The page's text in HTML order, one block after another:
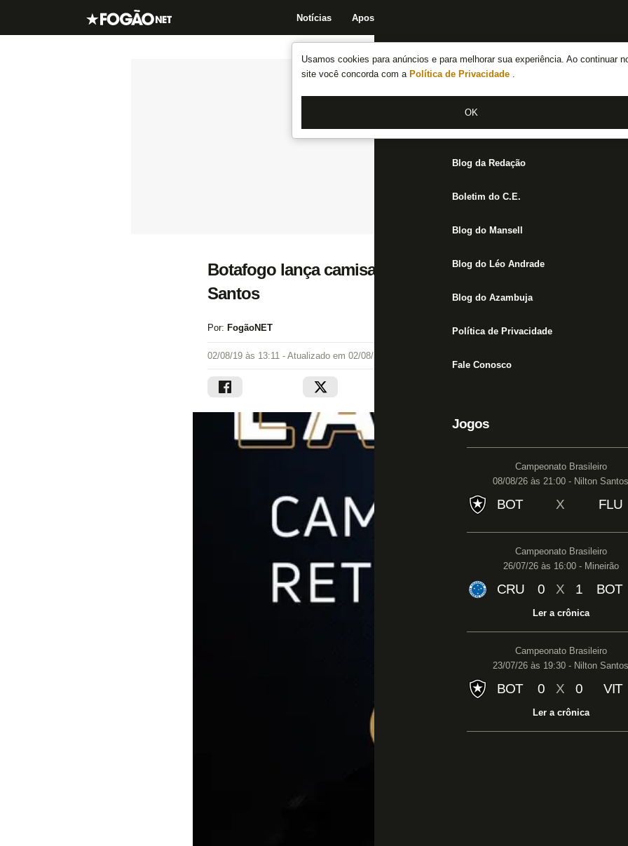
Usamos cookies para anúncios e para melhorar sua experiência. Ao continuar
site você concorda com a Política de Privacidade .
OK
Notícias Apostas
Notícias do Botafogo
Fórum
Jogos
Blog da Redação
Boletim do C.E.
Blog do Mansell
Blog do Léo Andrade
Blog do Azambuja
Política de Privacidade
Fale Conosco
Jogos
Campeonato Brasileiro
08/08/26 às 21:00 - Nilton Santos
BOT X FLU
Campeonato Brasileiro
26/07/26 às 16:00 - Mineirão
CRU 0 X 1 BOT
Ler a crônica
Campeonato Brasileiro
23/07/26 às 19:30 - Nilton Santos
BOT 0 X 0 VIT
Ler a crônica
Botafogo lança camisa retrô de Jefferson no dia 10 no
Santos
Por: FogãoNET
02/08/19 às 13:11 - Atualizado em 02/08/19 às 13:41